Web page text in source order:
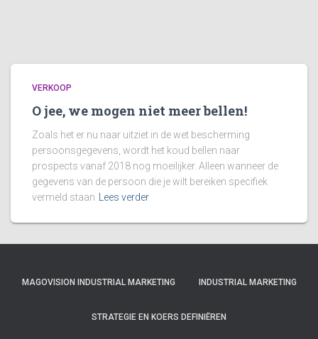
VERKOOP
O jee, we mogen niet meer bellen!
Zoals het er nu naar uitziet in de wet bescherming
persoonsgegevens, wordt het koud bellen naar
prospects vanaf 2018 nog moeilijker. Alleen wanneer de
gegevens van de persoon die je wilt bereiken specifiek
vermeld staan
Lees verder
MAGOVISION INDUSTRIAL MARKETING INDUSTRIAL MARKETING
STRATEGIE EN KOERS DEFINIËREN